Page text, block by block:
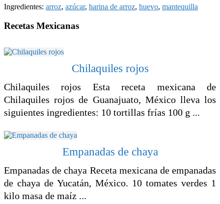
Ingredientes: arroz, azúcar, harina de arroz, huevo, mantequilla
Recetas Mexicanas
Chilaquiles rojos
Chilaquiles rojos Esta receta mexicana de
Chilaquiles rojos de Guanajuato, México lleva los
siguientes ingredientes: 10 tortillas frías 100 g ...
Empanadas de chaya
Empanadas de chaya Receta mexicana de empanadas
de chaya de Yucatán, México. 10 tomates verdes 1
kilo masa de maíz ...